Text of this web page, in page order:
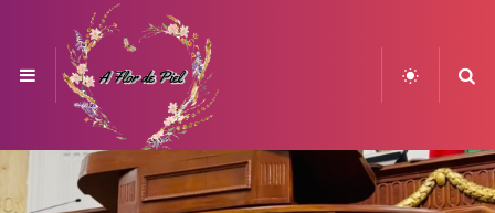
Menu